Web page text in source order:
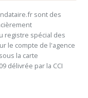
sont des
registre spécial des
le compte de l'agence
la carte
délivrée par la CCI